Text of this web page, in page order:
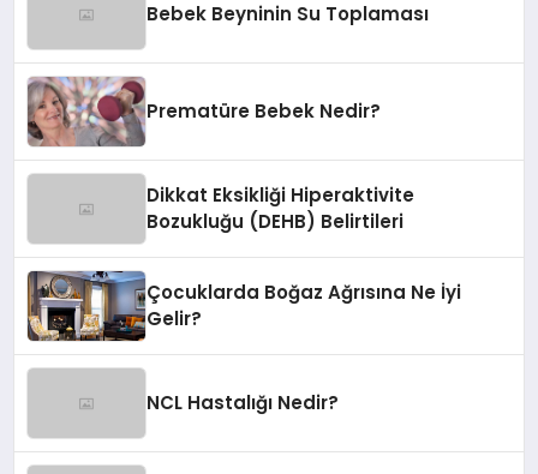
Bebek Beyninin Su Toplaması
Prematüre Bebek Nedir?
Dikkat Eksikliği Hiperaktivite
Bozukluğu (DEHB) Belirtileri
Çocuklarda Boğaz Ağrısına Ne İyi
Gelir?
NCL Hastalığı Nedir?